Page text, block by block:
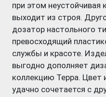
при этом неустойчивая
выходит из строя.
дозатор настольного
превосходящий
службы и красоте.
выгодно дополняет
коллекцию Терра. Цвет
удачно сочетается с